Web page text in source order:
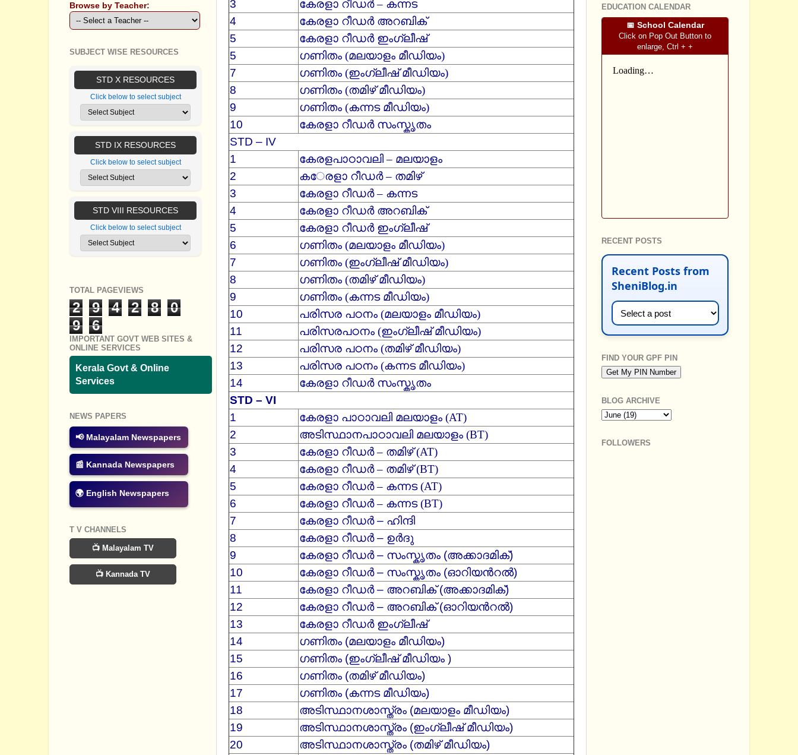
3
കേരളാ റീഡര്‍ – കന്നട
4
കേരളാ റീഡര്‍ അറബിക്
5
കേരളാ റീഡര്‍ ഇംഗ്ലീഷ്
5
ഗണിതം (മലയാളം മീഡിയം)
7
ഗണിതം (ഇംഗ്ലീഷ് മീഡിയം)
8
ഗണിതം (തമിഴ് മീഡിയം)
9
ഗണിതം (കന്നട മീഡിയം)
10
കേരളാ റീഡര്‍ സംസ്കൃതം
STD – IV
1
കേരളപാഠാവലി – മലയാളം
2
കേരളാ റീഡര്‍ – തമിഴ്
3
കേരളാ റീഡര്‍ – കന്നട
4
കേരളാ റീഡര്‍ അറബിക്
5
കേരളാ റീഡര്‍ ഇംഗ്ലീഷ്
6
ഗണിതം (മലയാളം മീഡിയം)
7
ഗണിതം (ഇംഗ്ലീഷ് മീഡിയം)
8
ഗണിതം (തമിഴ് മീഡിയം)
9
ഗണിതം (കന്നട മീഡിയം)
10
പരിസര പഠനം (മലയാളം മീഡിയം)
11
പരിസരപഠനം (ഇംഗ്ലീഷ് മീഡിയം)
12
പരിസര പഠനം (തമിഴ് മീഡിയം)
13
പരിസര പഠനം (കന്നട മീഡിയം)
14
കേരളാ റീഡര്‍ സംസ്കൃതം
STD – VI
1
കേരളാ പാഠാവലി മലയാളം (AT)
2
അടിസ്ഥാനപാഠാവലി മലയാളം (BT)
3
കേരളാ റീഡര്‍ – തമിഴ് (AT)
4
കേരളാ റീഡര്‍ – തമിഴ് (BT)
5
കേരളാ റീഡര്‍ – കന്നട (AT)
6
കേരളാ റീഡര്‍ – കന്നട (BT)
7
കേരളാ റീഡര്‍ – ഹിന്ദി
8
കേരളാ റീഡര്‍ – ഉര്‍ദു
9
കേരളാ റീഡര്‍ – സംസ്കൃതം (അക്കാദമിക്)
10
കേരളാ റീഡര്‍ – സംസ്കൃതം (ഓറിയന്‍റല്‍)
11
കേരളാ റീഡര്‍ – അറബിക് (അക്കാദമിക്)
12
കേരളാ റീഡര്‍ – അറബിക് (ഓറിയന്‍റല്‍)
13
കേരളാ റീഡര്‍ ഇംഗ്ലീഷ്
14
ഗണിതം (മലയാളം മീഡിയം)
15
ഗണിതം (ഇംഗ്ലീഷ് മീഡിയം )
16
ഗണിതം (തമിഴ് മീഡിയം)
17
ഗണിതം (കന്നട മീഡിയം)
18
അടിസ്ഥാനശാസ്ത്രം (മലയാളം മീഡിയം)
19
അടിസ്ഥാനശാസ്ത്രം (ഇംഗ്ലീഷ് മീഡിയം)
20
അടിസ്ഥാനശാസ്ത്രം (തമിഴ് മീഡിയം)
Browse by Teacher:
SUBJECT WISE RESOURCES
STD X RESOURCES
Click below to select subject
STD IX RESOURCES
Click below to select subject
STD VIII RESOURCES
Click below to select subject
TOTAL PAGEVIEWS
2 9 4 2 8
0
9
6
IMPORTANT GOVT WEB SITES &
ONLINE SERVICES
Kerala Govt & Online
Services
NEWS PAPERS
📢 Malayalam Newspapers
📰 Kannada Newspapers
🌍 English Newspapers
T V CHANNELS
📺 Malayalam TV
📺 Kannada TV
EDUCATION CALENDAR
📅 School Calendar
Click on Pop Out Button to
enlarge, Ctrl + +
RECENT POSTS
Recent Posts from
SheniBlog.in
FIND YOUR GPF PIN
BLOG ARCHIVE
FOLLOWERS